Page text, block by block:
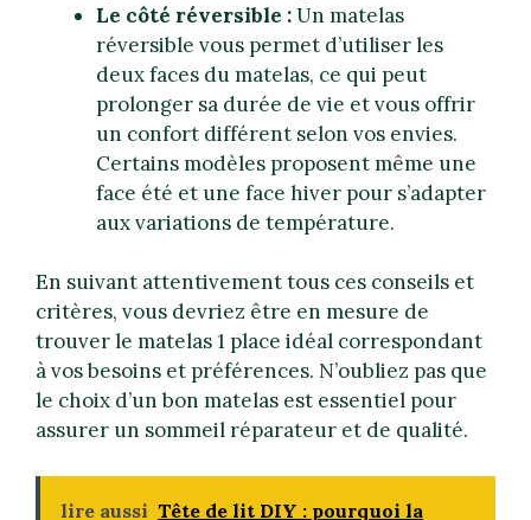
Le côté réversible :Un matelas
réversible vous permet d’utiliser les
deux faces du matelas, ce qui peut
prolonger sa durée de vie et vous offrir
un confort différent selon vos envies.
Certains modèles proposent même une
face été et une face hiver pour s’adapter
aux variations de température.
En suivant attentivement tous ces conseils et
critères, vous devriez être en mesure de
trouver le matelas 1 place idéal correspondant
à vos besoins et préférences. N’oubliez pas que
le choix d’un bon matelas est essentiel pour
assurer un sommeil réparateur et de qualité.
lire aussi Tête de lit DIY : pourquoi la